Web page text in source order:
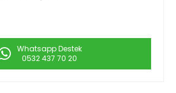
Whatsapp Destek
0532 437 70 20